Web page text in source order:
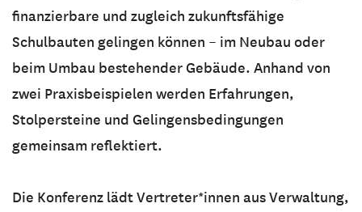
finanzierbare und zugleich zukunftsfähige
Schulbauten gelingen können – im Neubau oder
beim Umbau bestehender Gebäude. Anhand von
zwei Praxisbeispielen werden Erfahrungen,
Stolpersteine und Gelingensbedingungen
gemeinsam reflektiert.
Die Konferenz lädt Vertreter*innen aus Verwaltung,